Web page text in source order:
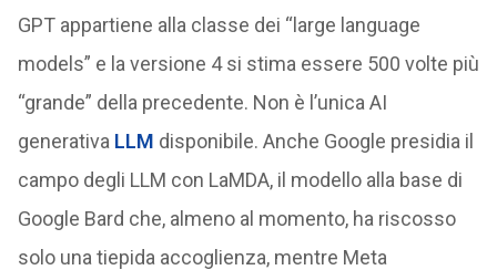
GPT appartiene alla classe dei “large language
models” e la versione 4 si stima essere 500 volte più
“grande” della precedente. Non è l’unica AI
generativa LLM disponibile. Anche Google presidia il
campo degli LLM con LaMDA, il modello alla base di
Google Bard che, almeno al momento, ha riscosso
solo una tiepida accoglienza, mentre Meta